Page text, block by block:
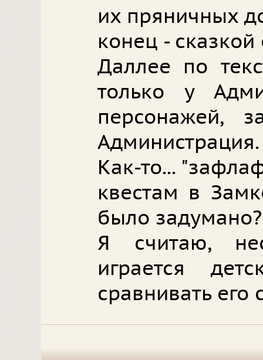
их пряничных
конец -
Даллее по
только у
персонажей,
Администрация.
Как-то...
квестам в
было задумано?
Я считаю,
играется
сравнивать его